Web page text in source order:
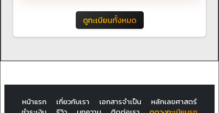
ดูทะเบียนทั้งหมด
หน้าแรก เกี่ยวกับเรา เอกสารจำเป็น
หลักเลขศาสตร์